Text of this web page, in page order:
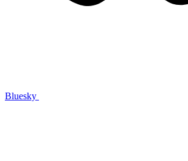
Bluesky